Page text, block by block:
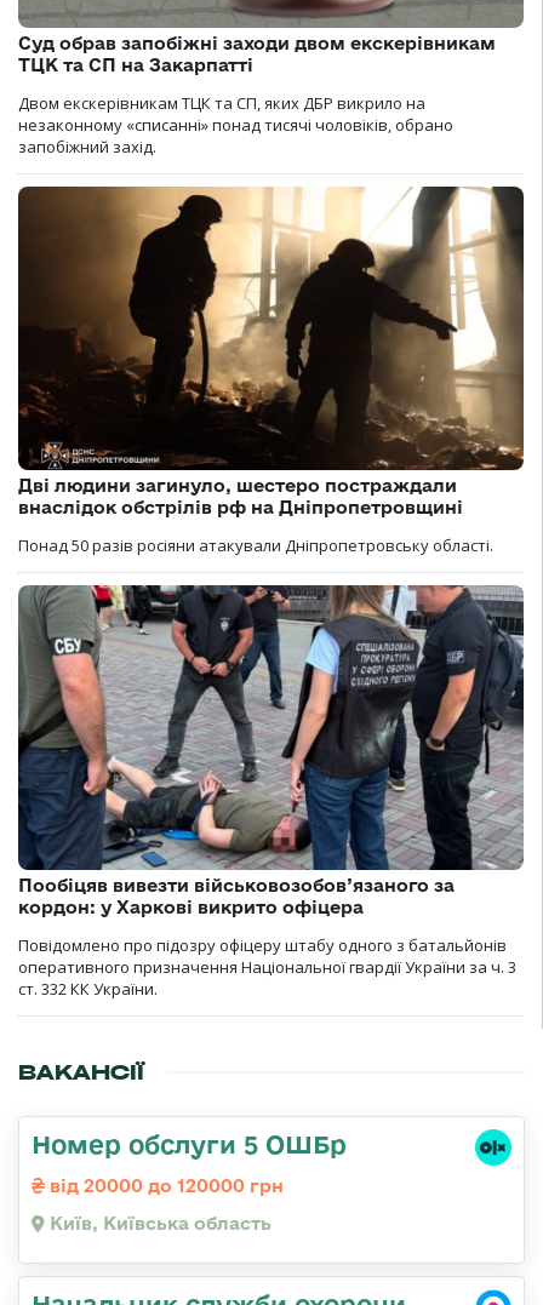
Суд обрав запобіжні заходи двом екскерівникам
ТЦК та СП на Закарпатті
Двом екскерівникам ТЦК та СП, яких ДБР викрило на
незаконному «списанні» понад тисячі чоловіків, обрано
запобіжний захід.
Дві людини загинуло, шестеро постраждали
внаслідок обстрілів рф на Дніпропетровщині
Понад 50 разів росіяни атакували Дніпропетровську області.
Пообіцяв вивезти військовозобов’язаного за
кордон: у Харкові викрито офіцера
Повідомлено про підозру офіцеру штабу одного з батальйонів
оперативного призначення Національної гвардії України за ч. 3
ст. 332 КК України.
ВАКАНСІЇ
Номер обслуги 5 ОШБр
від 20000 до 120000 грн
Київ, Київська область